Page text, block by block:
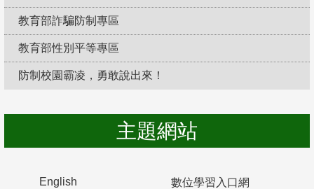
教育部詐騙防制專區
教育部性別平等專區
防制校園霸凌，勇敢說出來！
主題網站
English 數位學習入口網